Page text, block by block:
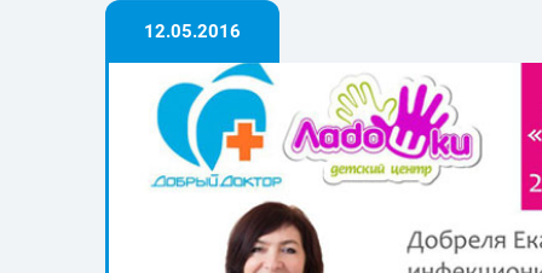
12.05.2016